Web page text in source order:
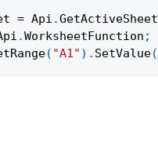
= Api .GetActiveSheet
.WorksheetFunction ;
( "A1" ) . SetValue(